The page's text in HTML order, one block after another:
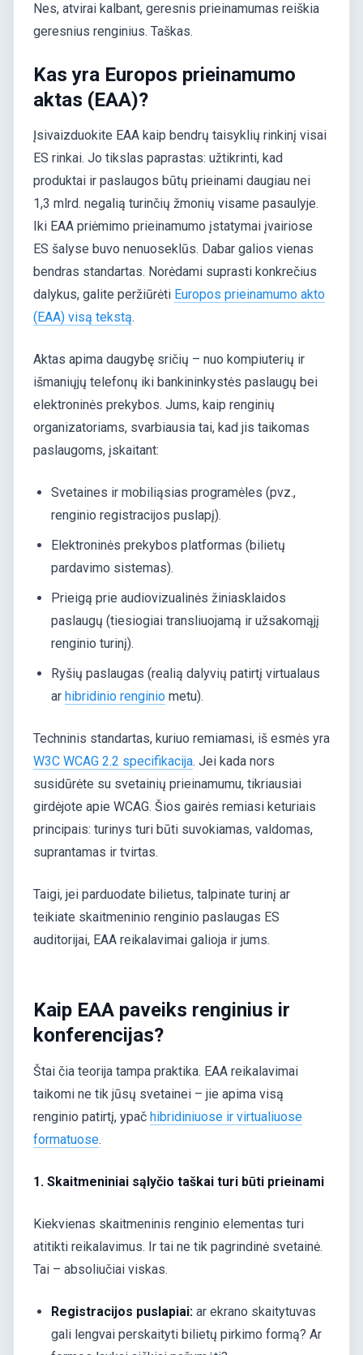
Nes, atvirai kalbant, geresnis prieinamumas reiškia
geresnius renginius. Taškas.
Kas yra Europos prieinamumo
aktas (EAA)?
Įsivaizduokite EAA kaip bendrų taisyklių rinkinį visai
ES rinkai. Jo tikslas paprastas: užtikrinti, kad
produktai ir paslaugos būtų prieinami daugiau nei
1,3 mlrd. negalią turinčių žmonių visame pasaulyje.
Iki EAA priėmimo prieinamumo įstatymai įvairiose
ES šalyse buvo nenuoseklūs. Dabar galios vienas
bendras standartas. Norėdami suprasti konkrečius
dalykus, galite peržiūrėti Europos prieinamumo akto
(EAA) visą tekstą.
Aktas apima daugybę sričių – nuo kompiuterių ir
išmaniųjų telefonų iki bankininkystės paslaugų bei
elektroninės prekybos. Jums, kaip renginių
organizatoriams, svarbiausia tai, kad jis taikomas
paslaugoms, įskaitant:
Svetaines ir mobiliąsias programėles (pvz.,
renginio registracijos puslapį).
Elektroninės prekybos platformas (bilietų
pardavimo sistemas).
Prieigą prie audiovizualinės žiniasklaidos
paslaugų (tiesiogiai transliuojamą ir užsakomąjį
renginio turinį).
Ryšių paslaugas (realią dalyvių patirtį virtualaus
arhibridinio renginio metu).
Techninis standartas, kuriuo remiamasi, iš esmės yra
W3C WCAG 2.2 specifikacija. Jei kada nors
susidūrėte su svetainių prieinamumu, tikriausiai
girdėjote apie WCAG. Šios gairės remiasi keturiais
principais: turinys turi būti suvokiamas, valdomas,
suprantamas ir tvirtas.
Taigi, jei parduodate bilietus, talpinate turinį ar
teikiate skaitmeninio renginio paslaugas ES
auditorijai, EAA reikalavimai galioja ir jums.
Kaip EAA paveiks renginius ir
konferencijas?
Štai čia teorija tampa praktika. EAA reikalavimai
taikomi ne tik jūsų svetainei – jie apima visą
renginio patirtį, ypač hibridiniuose ir virtualiuose
formatuose.
1. Skaitmeniniai sąlyčio taškai turi būti prieinami
Kiekvienas skaitmeninis renginio elementas turi
atitikti reikalavimus. Ir tai ne tik pagrindinė svetainė.
Tai – absoliučiai viskas.
Registracijos puslapiai: ar ekrano skaitytuvas
gali lengvai perskaityti bilietų pirkimo formą? Ar